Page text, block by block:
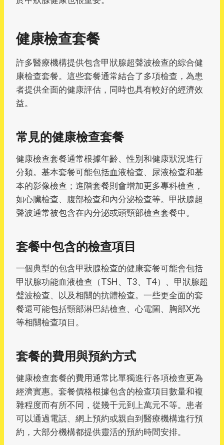
健康檢查套餐
許多醫療機構提供包含甲狀腺超聲波檢查的綜合健
康檢查套餐。這些套餐通常結合了多項檢查，為患
者提供全面的健康評估，同時也具有較好的經濟效
益。
常見的健康檢查套餐
健康檢查套餐通常根據年齡、性別和健康狀況進行
分類。基本套餐可能包括血液檢查、尿液檢查和基
本的影像檢查；進階套餐則會增加更多專科檢查，
如心臟檢查、腹部檢查和內分泌檢查等。甲狀腺超
聲波通常被包含在內分泌或頭頸部檢查套餐中。
套餐中包含的檢查項目
一個典型的包含甲狀腺檢查的健康套餐可能會包括
甲狀腺功能血液檢查（TSH、T3、T4）、甲狀腺超
聲波檢查、以及相關的抗體檢查。一些更全面的套
餐還可能包括頸部淋巴結檢查、心電圖、胸部X光
等相關檢查項目。
套餐的費用與預約方式
健康檢查套餐的費用通常比單獨進行各項檢查更為
經濟實惠。套餐價格根據包含的檢查項目數量和複
雜程度而有所不同，從幾千元到上萬元不等。患者
可以通過電話、網上預約或親自到醫療機構進行預
約，大部分機構都提供靈活的預約時間安排。